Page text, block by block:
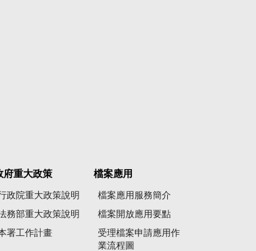
府重大政策
政院重大政策說明
務部重大政策說明
署工作計畫
檔案應用
檔案應用服務簡介
檔案開放應用要點
受理檔案申請應用作
業流程圖